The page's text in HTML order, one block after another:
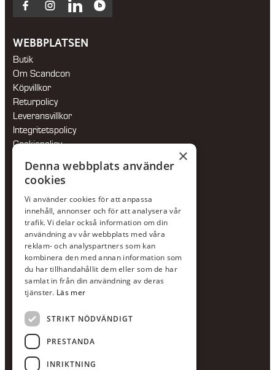
Facebook
Instagram
LinkedInBlocket
WEBBPLATSEN
Butik
Om Scandcon
Köpvillkor
Returpolicy
Leveransvillkor
Integritetspolicy
Cookiepolicy
Jour:073-36 88 87 0
Växel:020-120 29 00
E-post:info@scandcon.se
BESÖKSADRESS
Backagårdsgatan 9
511 57 Kinna
UPPGIFTER
Orgnummer
559375-8161
Swishnummer
×
Denna webbplats använder
cookies
Vi använder cookies för att anpassa
innehåll, annonser och för att analysera vår
trafik. Vi delar också information om din
användning av vår webbplats med våra
reklam- och analyspartners som kan
kombinera den med annan information som
du har tillhandahållit dem eller som de har
samlat in från din användning av deras
tjänster. Läs mer
STRIKT NÖDVÄNDIGT
PRESTANDA
INRIKTNING